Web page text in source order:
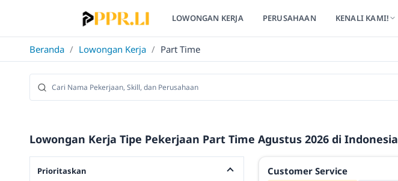
LOWONGAN KERJA PERUSAHAAN KENALI KAMI!
Beranda / Lowongan Kerja / Part Time
Lowongan Kerja Tipe Pekerjaan Part Time Agustus 2026 di Indonesia
Prioritaskan Customer Service